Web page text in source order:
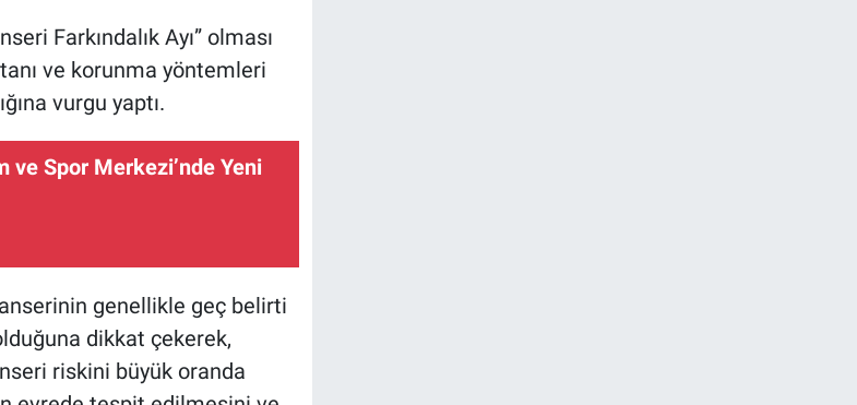
Farkındalık Ayı” olması
ve korunma yöntemleri
vurgu yaptı.
ve Spor Merkezi’nde Yeni
genellikle geç belirti
dikkat çekerek,
riskini büyük oranda